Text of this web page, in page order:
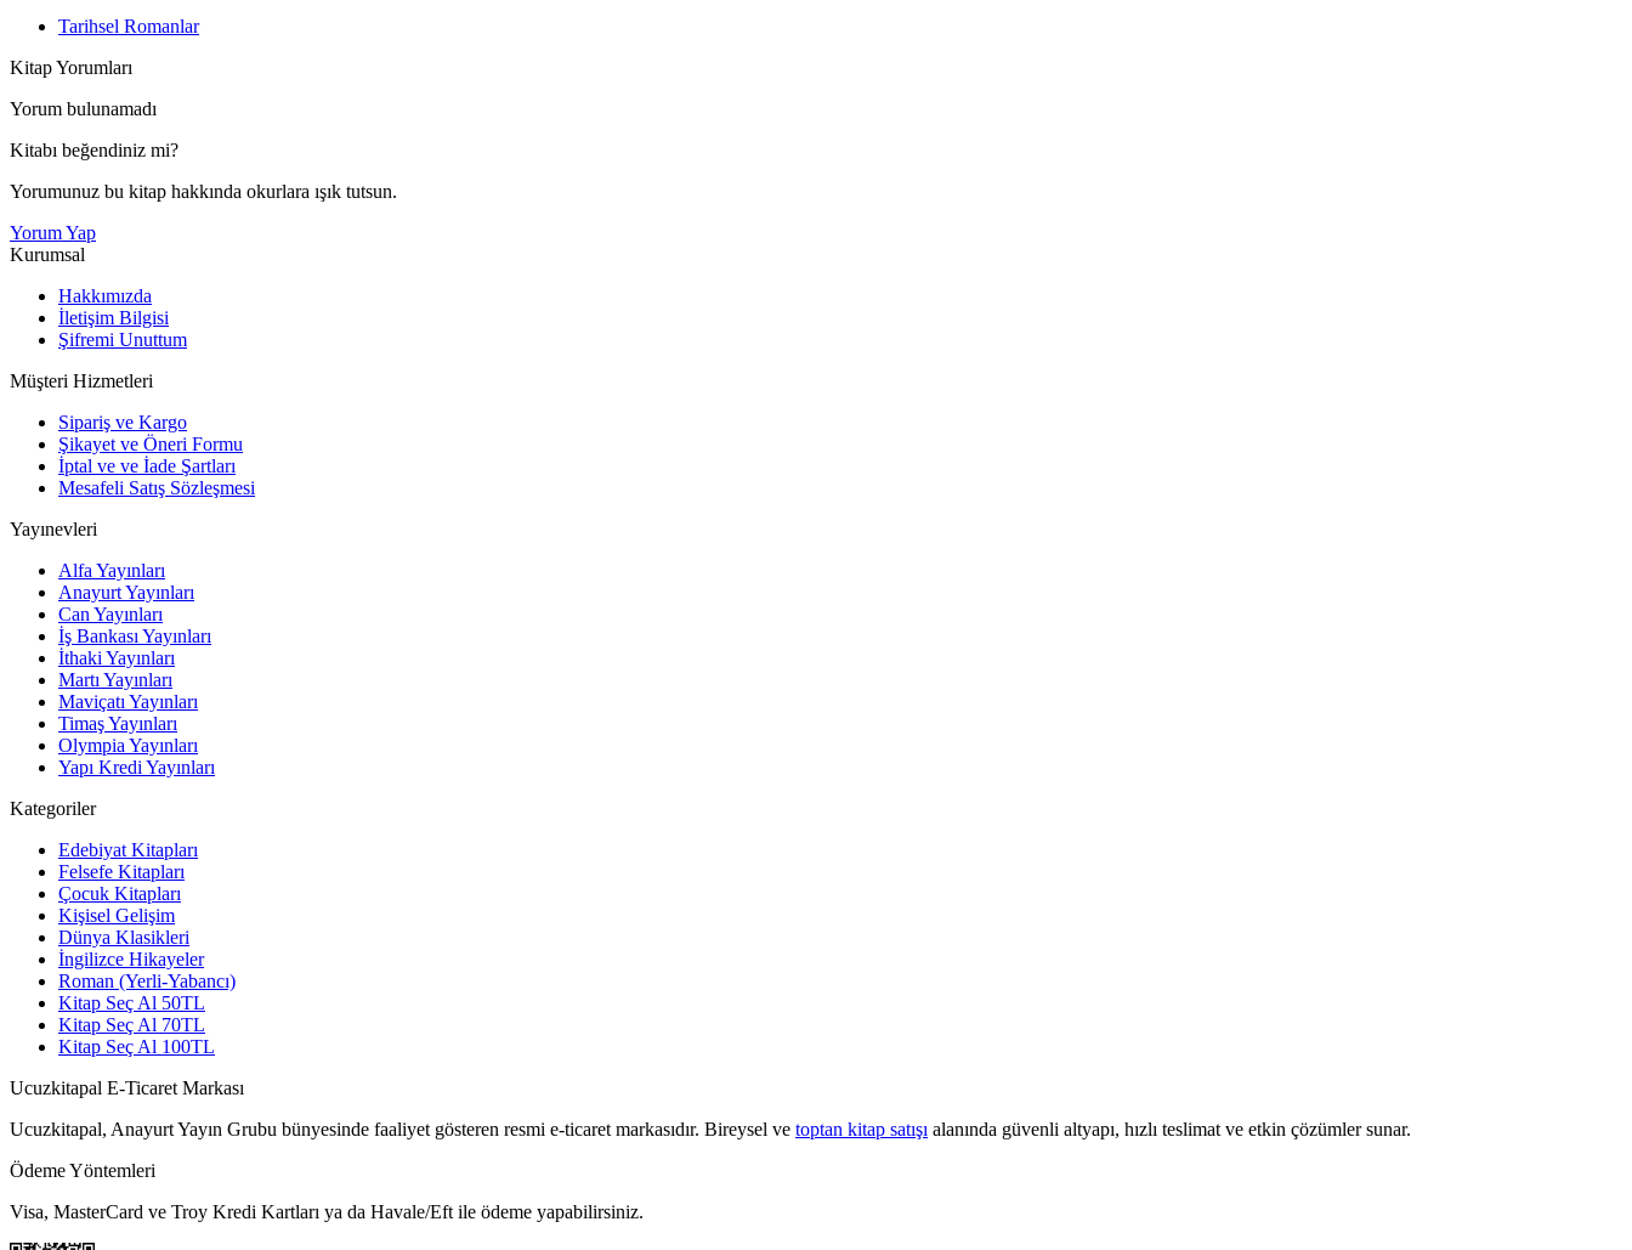
Tarihsel Romanlar
Kitap Yorumları
Yorum bulunamadı
Kitabı beğendiniz mi?
Yorumunuz bu kitap hakkında okurlara ışık tutsun.
Yorum Yap
Kurumsal
Hakkımızda
İletişim Bilgisi
Şifremi Unuttum
Müşteri Hizmetleri
Sipariş ve Kargo
Şikayet ve Öneri Formu
İptal ve ve İade Şartları
Mesafeli Satış Sözleşmesi
Yayınevleri
Alfa Yayınları
Anayurt Yayınları
Can Yayınları
İş Bankası Yayınları
İthaki Yayınları
Martı Yayınları
Maviçatı Yayınları
Timaş Yayınları
Olympia Yayınları
Yapı Kredi Yayınları
Kategoriler
Edebiyat Kitapları
Felsefe Kitapları
Çocuk Kitapları
Kişisel Gelişim
Dünya Klasikleri
İngilizce Hikayeler
Roman (Yerli-Yabancı)
Kitap Seç Al 50TL
Kitap Seç Al 70TL
Kitap Seç Al 100TL
Ucuzkitapal E-Ticaret Markası
Ucuzkitapal, Anayurt Yayın Grubu bünyesinde faaliyet gösteren resmi e-ticaret markasıdır. Bireysel ve toptan kitap satışı alanında güvenli altyapı, hızlı teslimat ve etkin çözümler sunar.
Ödeme Yöntemleri
Visa, MasterCard ve Troy Kredi Kartları ya da Havale/Eft ile ödeme yapabilirsiniz.